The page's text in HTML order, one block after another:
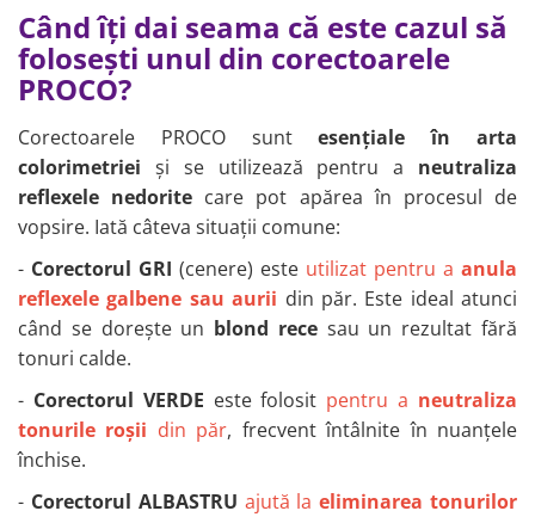
Când îți dai seama că este cazul să
folosești unul din corectoarele
PROCO?
Corectoarele PROCO suntesențiale în arta
colorimetriei și se utilizează pentru a neutraliza
reflexele nedorite care pot apărea în procesul de
vopsire. Iată câteva situații comune:
- Corectorul GRI (cenere) este utilizat pentru a anula
reflexele galbene sau aurii din păr. Este ideal atunci
când se dorește un blond recesau un rezultat fără
tonuri calde.
- Corectorul VERDE este folosit pentru a neutraliza
tonurile roșii din păr, frecvent întâlnite în nuanțele
închise.
- Corectorul ALBASTRU ajută laeliminarea tonurilor